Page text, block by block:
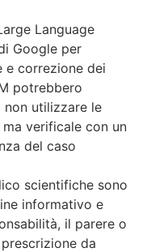
Language
Google per
e correzione dei
potrebbero
utilizzare le
verificale con un
del caso
scientifiche sono
informativo e
il parere o
da